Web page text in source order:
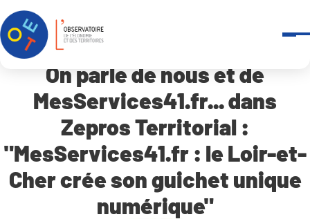
Accueil Qui sommes-nous ?
On parle de nous et de MesServices41.fr… dans Zepros
On parle de nous et de
MesServices41.fr... dans
Zepros Territorial :
"MesServices41.fr : le Loir-et-
Cher crée son guichet unique
numérique"